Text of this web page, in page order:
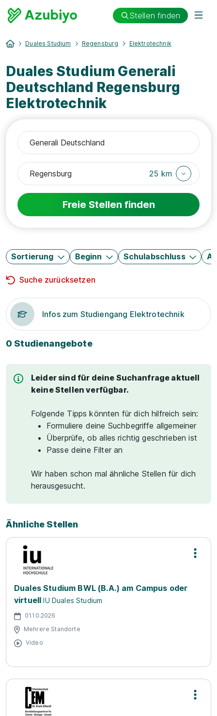
Stellen finden
Duales Studium Regensburg Elektrotechnik
Duales Studium Generali
Deutschland Regensburg
Elektrotechnik
25 km
Freie Stellen finden
Sortierung Beginn Schulabschluss
Suche zurücksetzen
Infos zum Studiengang Elektrotechnik
0 Studienangebote
Leider sind für deine Suchanfrage aktuell
keine Stellen verfügbar.
Folgende Tipps könnten für dich hilfreich sein:
Formuliere deine Suchbegriffe allgemeiner
Überprüfe, ob alles richtig geschrieben ist
Passe deine Filter an
Wir haben schon mal ähnliche Stellen für dich
herausgesucht.
Ähnliche Stellen
Duales Studium BWL (B.A.) am Campus oder
virtuell IU Duales Studium
01.10.2026
Mehrere Standorte
Video